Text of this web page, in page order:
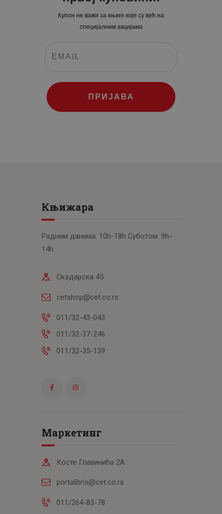
Купон не важи за књиге које су већ на
специјалним акцијама
ПРИЈАВА
Књижара
Радним данима: 10h-18h Суботом: 9h-
14h
Скадарска 45
cetshop@cet.co.rs
011/32-43-043
011/32-37-246
011/32-35-139
Маркетинг
Косте Главинића 2А
portalibris@cet.co.rs
011/264-83-78